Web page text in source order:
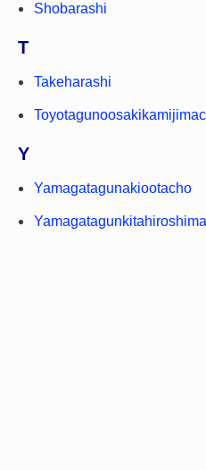
Shobarashi
T
Takeharashi
Y
Yamagatagunakiootacho